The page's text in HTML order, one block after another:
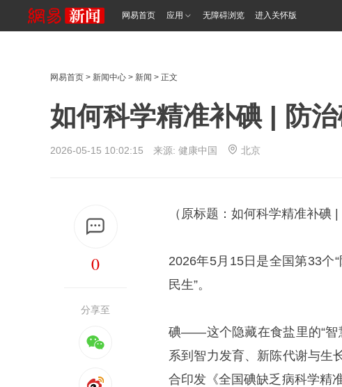
网易首页 应用 无障碍浏览 进入关怀版
网易首页 > 新闻中心 > 新闻 > 正文
如何科学精准补碘 | 防治
2026-05-15 10:02:15 来源: 健康中国 北京
0
分享至
（原标题：如何科学精准补碘 |
2026年5月15日是全国第33个
民生”。
碘——这个隐藏在食盐里的“智
系到智力发育、新陈代谢与生
合印发《全国碘缺乏病科学精